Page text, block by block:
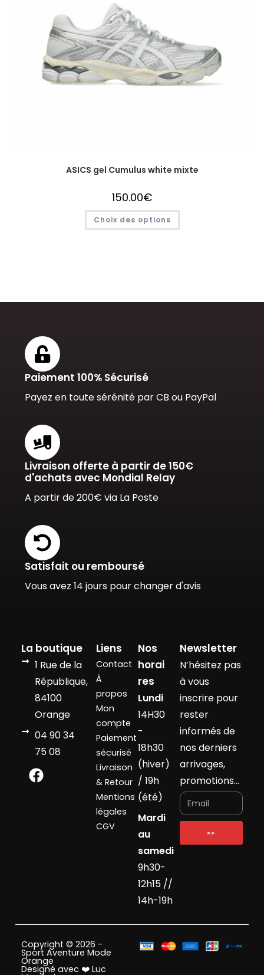
ASICS gel Cumulus white mixte
150.00€
Choix des options
Paiement 100% Sécurisé
Payez en toute sérénité par CB ou PayPal
Livraison offerte à partir de 150€
d'achats avec Mondial Relay
A partir de 200€ via La Poste
Satisfait ou remboursé
Vous avez 14 jours pour changer d'avis
La boutique
1 Rue de la
République,
84100
Orange
04 90 34
75 08
Liens
Contact
À
propos
Mon
compte
Paiement
sécurisé
Livraison
& Retour
Mentions
légales
CGV
Nos
horai
res
Lundi
14H30
-
18h30
(hiver)
/ 19h
(été)
Mardi
au
samedi
9h30-
12h15 //
14h-19h
Newsletter
N’hésitez pas
à vous
inscrire pour
rester
informés de
nos derniers
arrivages,
promotions…
>>
Copyright © 2026 -
Sport Aventure Mode
Orange
Designé avec ❤️ Luc